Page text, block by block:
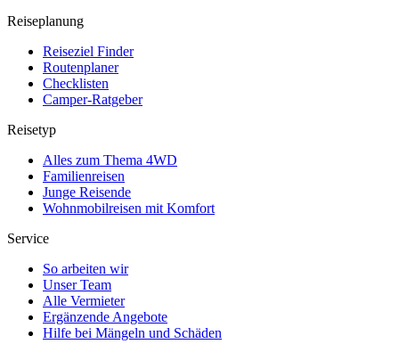
Reiseplanung
Reiseziel Finder
Routenplaner
Checklisten
Camper-Ratgeber
Reisetyp
Alles zum Thema 4WD
Familienreisen
Junge Reisende
Wohnmobilreisen mit Komfort
Service
So arbeiten wir
Unser Team
Alle Vermieter
Ergänzende Angebote
Hilfe bei Mängeln und Schäden